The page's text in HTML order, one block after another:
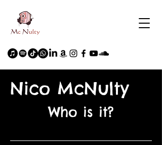
Nico McNulty
Who is it?